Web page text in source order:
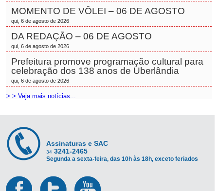
MOMENTO DE VÔLEI – 06 DE AGOSTO
qui, 6 de agosto de 2026
DA REDAÇÃO – 06 DE AGOSTO
qui, 6 de agosto de 2026
Prefeitura promove programação cultural para
celebração dos 138 anos de Uberlândia
qui, 6 de agosto de 2026
> > Veja mais notícias...
Assinaturas e SAC
34 3241-2465
Segunda a sexta-feira, das 10h às 18h, exceto feriados